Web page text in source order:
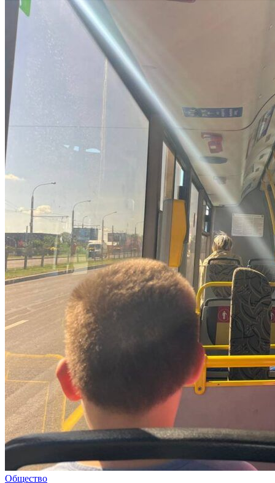
Общество